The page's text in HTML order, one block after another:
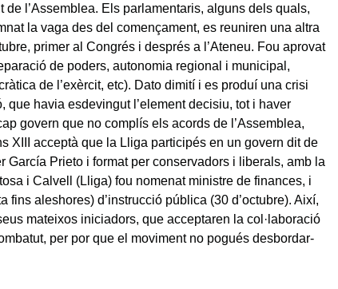
de l’Assemblea. Els parlamentaris, alguns dels quals,
la vaga des del començament, es reuniren una altra
primer al Congrés i després a l’Ateneu. Fou aprovat
de poders, autonomia regional i municipal,
de l’exèrcit, etc). Dato dimití i es produí una crisi
que havia esdevingut l’element decisiu, tot i haver
govern que no complís els acords de l’Assemblea,
XIII acceptà que la Lliga participés en un govern dit de
García Prieto i format per conservadors i liberals, amb la
i Calvell (Lliga) fou nomenat ministre de finances, i
fins aleshores) d’instrucció pública (30 d’octubre). Així,
mateixos iniciadors, que acceptaren la col·laboració
per por que el moviment no pogués desbordar-